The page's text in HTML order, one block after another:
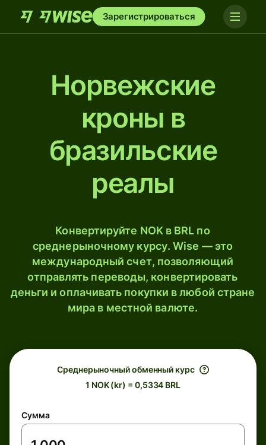
Зарегистрироваться
Норвежские
кроны в
бразильские
реалы
Конвертируйте NOK в BRL по
среднерыночному курсу. Wise — это
международный счет, позволяющий
отправлять переводы, конвертировать
деньги и оплачивать покупки в любой стране
мира в местной валюте.
Среднерыночный обменный курс
1 NOK (kr) = 0,5334 BRL
Сумма